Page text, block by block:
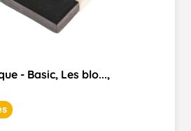
- Basic, Les blo...,